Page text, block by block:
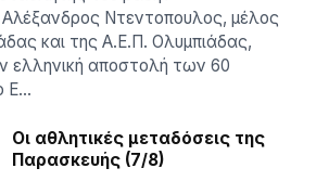
Ντεντοπουλος, μέλος
και της Α.Ε.Π. Ολυμπιάδας,
ελληνική αποστολή των 60
Ε…
Οι αθλητικές μεταδόσεις της
Παρασκευής (7/8)